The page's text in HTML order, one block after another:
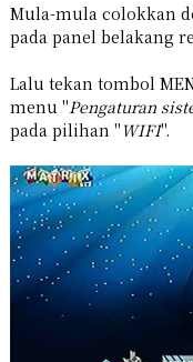
Mula-mula colokkan
pada panel belakang
Lalu tekan tombol
menu "Pengaturan
pada pilihan " WIFI".